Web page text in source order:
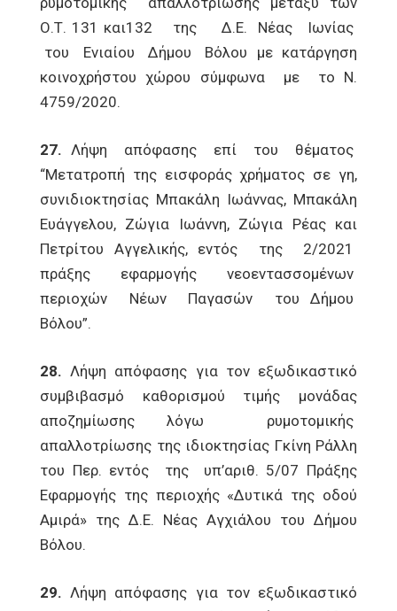
Ο.Τ. 131 και132 της Δ.Ε. Νέας Ιωνίας
του Ενιαίου Δήμου Βόλου με κατάργηση
κοινοχρήστου χώρου σύμφωνα με το Ν.
4759/2020.
27. Λήψη απόφασης επί του θέματος
“Μετατροπή της εισφοράς χρήματος σε γη,
συνιδιοκτησίας Μπακάλη Ιωάννας, Μπακάλη
Ευάγγελου, Ζώγια Ιωάννη, Ζώγια Ρέας και
Πετρίτου Αγγελικής, εντός της 2/2021
πράξης εφαρμογής νεοεντασσομένων
περιοχών Νέων Παγασών του Δήμου
Βόλου”.
28.Λήψη απόφασης για τον εξωδικαστικό
συμβιβασμό καθορισμού τιμής μονάδας
αποζημίωσης λόγω ρυμοτομικής
απαλλοτρίωσης της ιδιοκτησίας Γκίνη Ράλλη
του Περ. εντός της υπ’αριθ. 5/07 Πράξης
Εφαρμογής της περιοχής «Δυτικά της οδού
Αμιρά» της Δ.Ε. Νέας Αγχιάλου του Δήμου
Βόλου.
29.Λήψη απόφασης για τον εξωδικαστικό